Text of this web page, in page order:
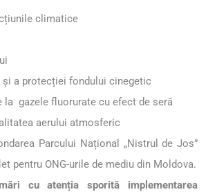
climatice
și a protecției fondului cinegetic
la gazele fluorurate cu efect de seră
aerului atmosferic
Parcului Național „Nistrul de Jos”
pentru ONG-urile de mediu din Moldova.
cu atenția sporită implementarea